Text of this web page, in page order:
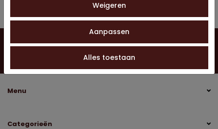
info@jobo-koffie.nl
Menu
Categorieën
Weigeren
Aanpassen
Alles toestaan